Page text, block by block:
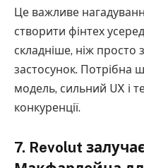
Це важливе
створити фінтех
складніше, ніж просто
застосунок. Потрібна
модель, сильний UX і
конкуренції.
7. Revolut